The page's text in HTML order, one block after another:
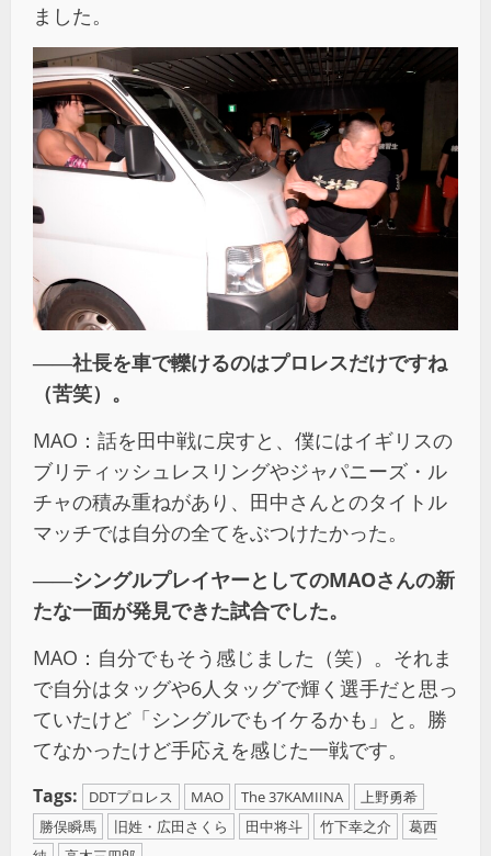
ました。
――社長を車で轢けるのはプロレスだけですね
（苦笑）。
MAO：話を田中戦に戻すと、僕にはイギリスの
ブリティッシュレスリングやジャパニーズ・ル
チャの積み重ねがあり、田中さんとのタイトル
マッチでは自分の全てをぶつけたかった。
――シングルプレイヤーとしてのMAOさんの新
たな一面が発見できた試合でした。
MAO：自分でもそう感じました（笑）。それま
で自分はタッグや6人タッグで輝く選手だと思っ
ていたけど「シングルでもイケるかも」と。勝
てなかったけど手応えを感じた一戦です。
Tags: DDTプロレス MAO The 37KAMIINA
上野勇希
勝俣瞬馬
旧姓・広田さくら 田中将斗 竹下幸之介
葛西